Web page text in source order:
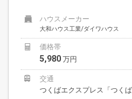
ハウスメーカー
大和ハウス工業/ダイワハウス
価格帯
5,980 万円
交通
つくばエクスプレス「つく